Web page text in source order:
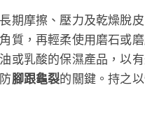
期摩擦、壓力及乾燥脫
質，再輕柔使用磨石或
或乳酸的保濕產品，以
腳跟龜裂的關鍵。持之